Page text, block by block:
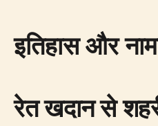
इतिहास और
रेत खदान से